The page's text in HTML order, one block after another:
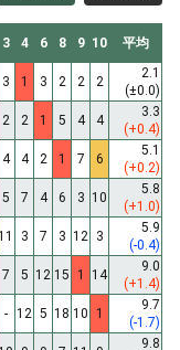
3 4 6 8 9 10 平均
3 1 3 2 2 2
2.1
(±0.0)
2 2 1 5 4 4
3.3
(+0.4)
4 4 2 1 7 6
5.1
(+0.2)
5 7 4 6 3 10
5.8
(+1.0)
11 3 7 3 12 3
5.9
(-0.4)
7 5 12 15 1 14
9.0
(+1.4)
- 12 5 18 10 1
9.7
(-1.7)
9.8